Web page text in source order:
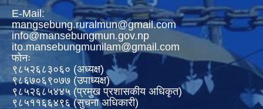
E-Mail:
mangsebung.ruralmun@gmail.com
info@mansebungmun.gov.np
ito.mansebungmunilam@gmail.com
फोनः
९८५२६८३०६० (अध्यक्ष)
९८६७०६९०७७ (उपाध्यक्ष)
९८५२६८५४४५ (प्रमुख प्रशासकीय अधिकृत)
९८५११६६४९६ (सुचना अधिकारी)